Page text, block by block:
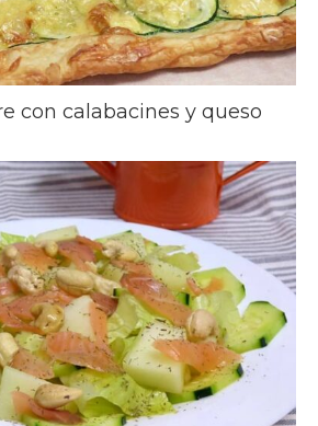
con calabacines y queso